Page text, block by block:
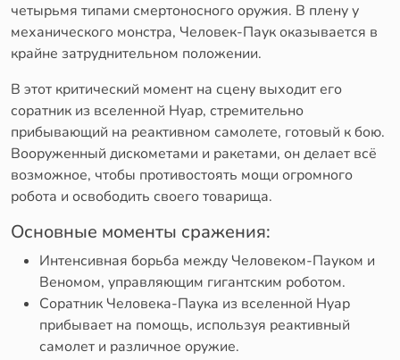
четырьмя типами смертоносного оружия. В плену у
механического монстра, Человек-Паук оказывается в
крайне затруднительном положении.
В этот критический момент на сцену выходит его
соратник из вселенной Нуар, стремительно
прибывающий на реактивном самолете, готовый к бою.
Вооруженный дискометами и ракетами, он делает всё
возможное, чтобы противостоять мощи огромного
робота и освободить своего товарища.
Основные моменты сражения:
Интенсивная борьба между Человеком-Пауком и
Веномом, управляющим гигантским роботом.
Соратник Человека-Паука из вселенной Нуар
прибывает на помощь, используя реактивный
самолет и различное оружие.